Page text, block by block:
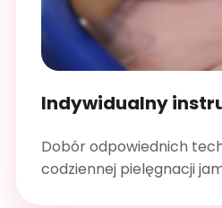
Indywidualny
Dobór odpowiednich
codziennej pielęgnacji